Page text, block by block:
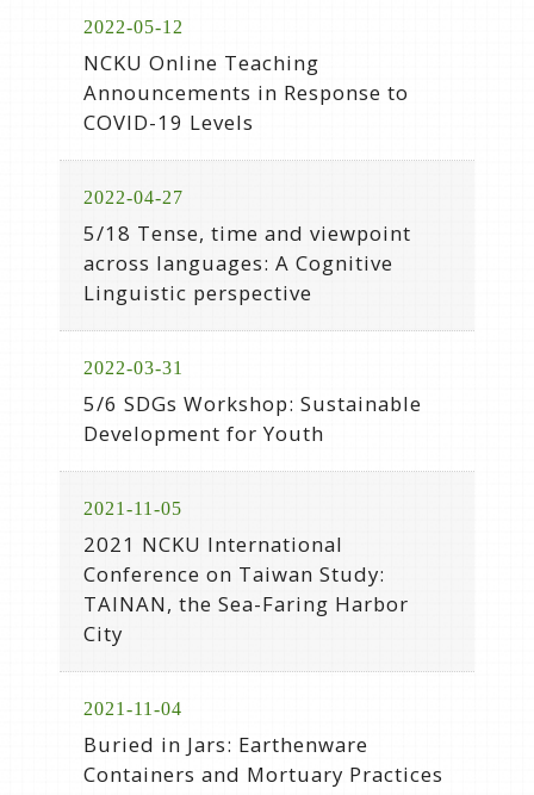
2022-05-12
NCKU Online Teaching
Announcements in Response to
COVID-19 Levels
2022-04-27
5/18 Tense, time and viewpoint
across languages: A Cognitive
Linguistic perspective
2022-03-31
5/6 SDGs Workshop: Sustainable
Development for Youth
2021-11-05
2021 NCKU International
Conference on Taiwan Study:
TAINAN, the Sea-Faring Harbor
City
2021-11-04
Buried in Jars: Earthenware
Containers and Mortuary Practices